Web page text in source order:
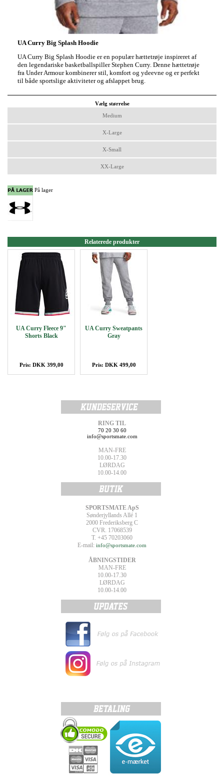
UA Curry Big Splash Hoodie
UA Curry Big Splash Hoodie er en populær hættetrøje inspireret af
den legendariske basketballspiller Stephen Curry. Denne hættetrøje
fra Under Armour kombinerer stil, komfort og ydeevne og er perfekt
til både sportslige aktiviteter og afslappet brug.
Vælg størrelse
Medium
X-Large
X-Small
XX-Large
På lager
Relaterede produkter
UA Curry Fleece 9"
Shorts Black
Pris: DKK 399,00
UA Curry Sweatpants
Gray
Pris: DKK 499,00
RING TIL
70 20 30 60
info@sportsmate.com
MAN-FRE
10.00-17.30
LØRDAG
10.00-14.00
SPORTSMATE ApS
Sønderjyllands Allé 1
2000 Frederiksberg C
CVR. 17068539
T. +45 70203060
E-mail: info@sportsmate.com
ÅBNINGSTIDER
MAN-FRE
10.00-17.30
LØRDAG
10.00-14.00